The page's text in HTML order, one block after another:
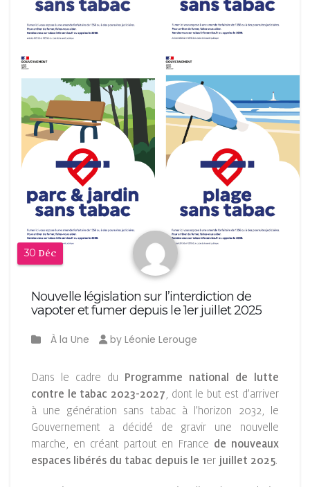
30 Déc
Nouvelle législation sur l’interdiction de
vapoter et fumer depuis le 1er juillet 2025
À la Une by Léonie Lerouge
Dans le cadre du Programme national de lutte
contre le tabac 2023-2027, dont le but est d’arriver
à une génération sans tabac à l’horizon 2032, le
Gouvernement a décidé de gravir une nouvelle
marche, en créant partout en France de nouveaux
espaces libérés du tabac depuis le 1er juillet 2025.